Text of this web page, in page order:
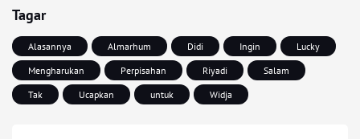
Tagar
Alasannya Almarhum Didi Ingin
Lucky
Mengharukan
Perpisahan Riyadi
Salam
Tak
Ucapkan untuk Widja